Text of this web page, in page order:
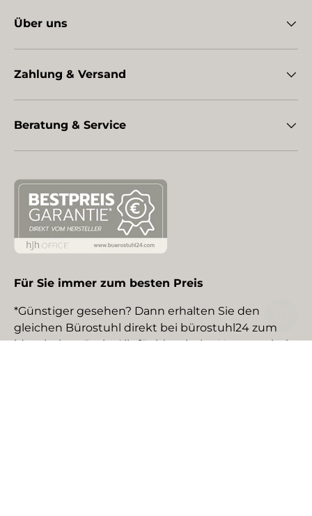
Über uns
Zahlung & Versand
Beratung & Service
Für Sie immer zum besten Preis
*Günstiger gesehen? Dann erhalten Sie den
gleichen Bürostuhl direkt bei bürostuhl24 zum
identischen Preis. Gilt für identische Neuware bei